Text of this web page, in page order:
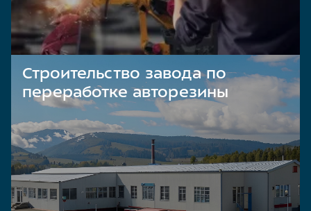
Строительство завода по
переработке авторезины